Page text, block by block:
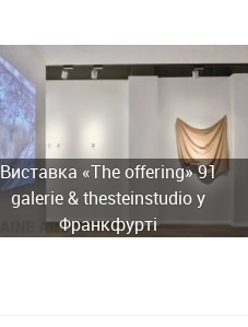
Виставка «The offering» 91
galerie & thesteinstudio у
Франкфурті